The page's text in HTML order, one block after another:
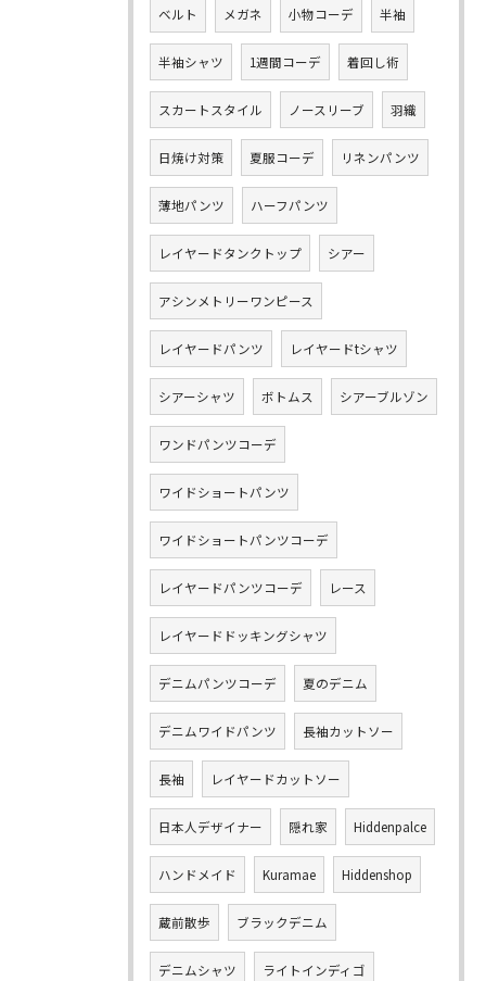
ベルト メガネ 小物コーデ 半袖
半袖シャツ 1週間コーデ 着回し術
スカートスタイル ノースリーブ 羽織
日焼け対策 夏服コーデ リネンパンツ
薄地パンツ ハーフパンツ
レイヤードタンクトップ シアー
アシンメトリーワンピース
レイヤードパンツ レイヤードtシャツ
シアーシャツ ボトムス シアーブルゾン
ワンドパンツコーデ
ワイドショートパンツ
ワイドショートパンツコーデ
レイヤードパンツコーデ レース
レイヤードドッキングシャツ
デニムパンツコーデ 夏のデニム
デニムワイドパンツ 長袖カットソー
長袖 レイヤードカットソー
日本人デザイナー 隠れ家 Hiddenpalce
ハンドメイド Kuramae Hiddenshop
蔵前散歩 ブラックデニム
デニムシャツ ライトインディゴ